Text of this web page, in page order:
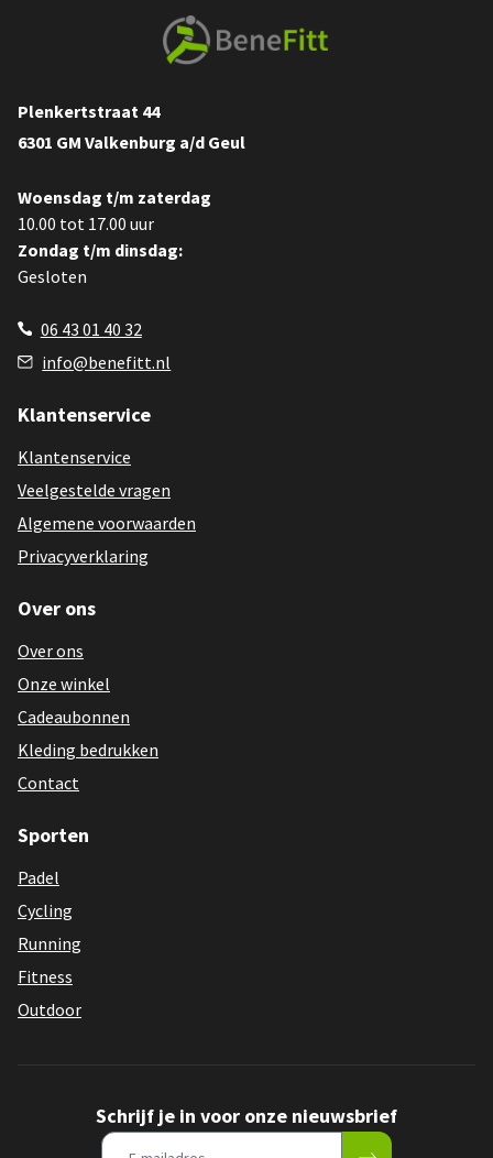
Plenkertstraat 44
6301 GM Valkenburg a/d Geul
Woensdag t/m zaterdag
10.00 tot 17.00 uur
Zondag t/m dinsdag:
Gesloten
06 43 01 40 32
info@benefitt.nl
Klantenservice
Klantenservice
Veelgestelde vragen
Algemene voorwaarden
Privacyverklaring
Over ons
Over ons
Onze winkel
Cadeaubonnen
Kleding bedrukken
Contact
Sporten
Padel
Cycling
Running
Fitness
Outdoor
Schrijf je in voor onze nieuwsbrief